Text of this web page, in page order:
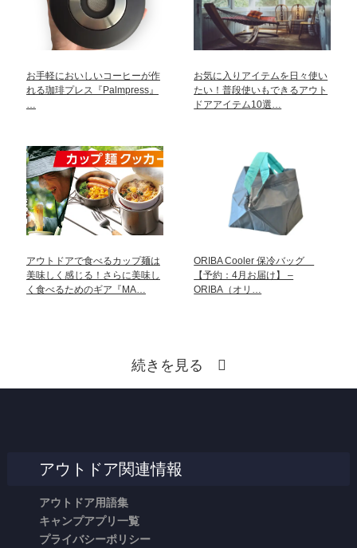
お手軽においしいコーヒーが作
れる珈琲プレス『Palmpress』
…
お気に入りアイテムを日々使い
たい！普段使いもできるアウト
ドアアイテム10選…
アウトドアで食べるカップ麺は
美味しく感じる！さらに美味し
く食べるためのギア『MA…
ORIBA Cooler 保冷バッグ
【予約：4月お届け】 –
ORIBA（オリ…
続きを見る
アウトドア関連情報
アウトドア用語集
キャンプアプリ一覧
プライバシーポリシー